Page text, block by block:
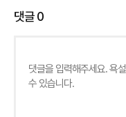
댓글0